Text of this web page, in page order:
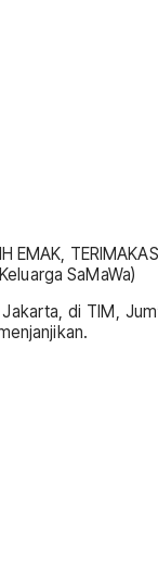
EMAK,
SaMaWa)
di TIM,